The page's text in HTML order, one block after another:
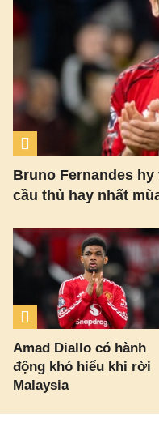
Bruno Fernandes
cầu thủ hay nhất
Amad Diallo có hành
động khó hiểu khi rời
Malaysia